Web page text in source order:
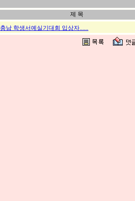
제 목
충남 학생서예실기대회 입상자......